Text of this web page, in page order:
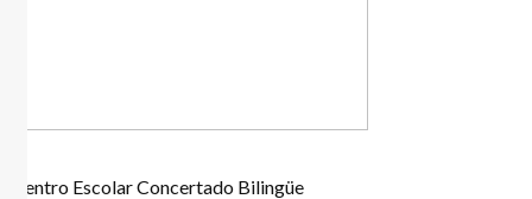
Centro Escolar Concertado Bilingüe